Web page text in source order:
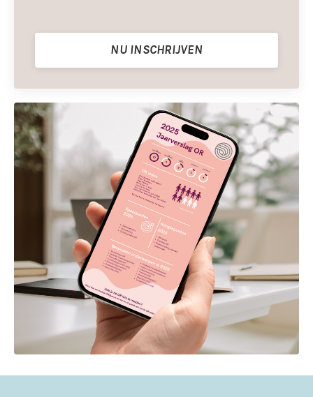
NU INSCHRIJVEN